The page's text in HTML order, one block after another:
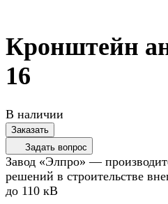
Кронштейн
16
В наличии
Заказать
Задать вопрос
Завод «Элпро» —
решений в строительстве
до 110 кВ